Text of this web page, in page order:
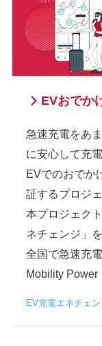
EVおでか
急速充電をあ
に安心して充
EVでのおでか
証するプロジ
本プロジェク
ネチェンジ」
全国で急速充
Mobility Power
EV充電エネチェ